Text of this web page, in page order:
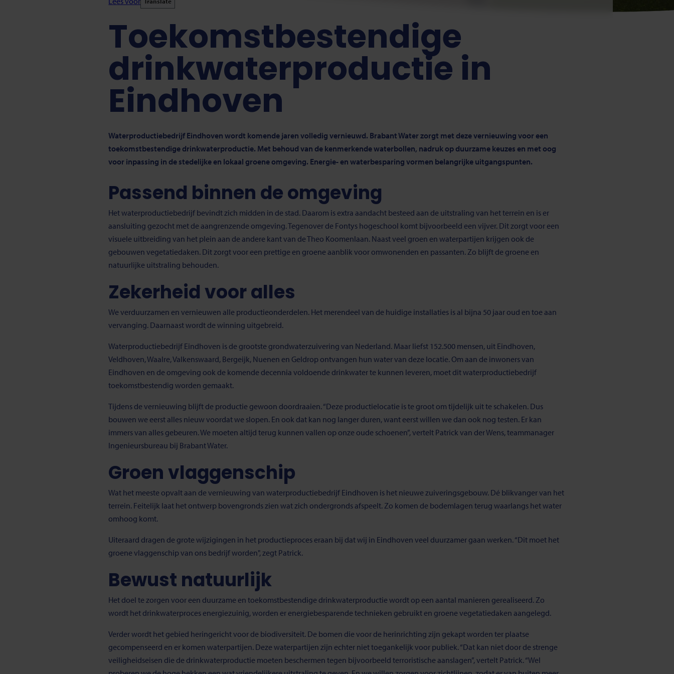
Toekomstbestendige
drinkwaterproductie in
Eindhoven
Waterproductiebedrijf Eindhoven wordt komende jaren volledig vernieuwd. Brabant Water zorgt met deze vernieuwing voor een
toekomstbestendige drinkwaterproductie. Met behoud van de kenmerkende waterbollen, nadruk op duurzame keuzes en met oog
voor inpassing in de stedelijke en lokaal groene omgeving. Energie- en waterbesparing vormen belangrijke uitgangspunten.
Passend binnen de omgeving
Het waterproductiebedrijf bevindt zich midden in de stad. Daarom is extra aandacht besteed aan de uitstraling van het terrein en is er
aansluiting gezocht met de aangrenzende omgeving. Tegenover de Fontys hogeschool komt bijvoorbeeld een vijver. Dit zorgt voor een
visuele uitbreiding van het plein aan de andere kant van de Theo Koomenlaan. Naast veel groen en waterpartijen krijgen ook de
gebouwen vegetatiedaken. Dit zorgt voor een prettige en groene aanblik voor omwonenden en passanten. Zo blijft de groene en
natuurlijke uitstraling behouden.
Zekerheid voor alles
We verduurzamen en vernieuwen alle productieonderdelen. Het merendeel van de huidige installaties is al bijna 50 jaar oud en toe aan
vervanging. Daarnaast wordt de winning uitgebreid.
Waterproductiebedrijf Eindhoven is de grootste grondwaterzuivering van Nederland. Maar liefst 152.500 mensen, uit Eindhoven,
Veldhoven, Waalre, Valkenswaard, Bergeijk, Nuenen en Geldrop ontvangen hun water van deze locatie. Om aan de inwoners van
Eindhoven en de omgeving ook de komende decennia voldoende drinkwater te kunnen leveren, moet dit waterproductiebedrijf
toekomstbestendig worden gemaakt.
Tijdens de vernieuwing blijft de productie gewoon doordraaien. “Deze productielocatie is te groot om tijdelijk uit te schakelen. Dus
bouwen we eerst alles nieuw voordat we slopen. En ook dat kan nog langer duren, want eerst willen we dan ook nog testen. Er kan
immers van alles gebeuren. We moeten altijd terug kunnen vallen op onze oude schoenen”, vertelt Patrick van der Wens, teammanager
Ingenieursbureau bij Brabant Water.
Groen vlaggenschip
Wat het meeste opvalt aan de vernieuwing van waterproductiebedrijf Eindhoven is het nieuwe zuiveringsgebouw. Dé blikvanger van het
terrein. Feitelijk laat het ontwerp bovengronds zien wat zich ondergronds afspeelt. Zo komen de bodemlagen terug waarlangs het water
omhoog komt.
Uiteraard dragen de grote wijzigingen in het productieproces eraan bij dat wij in Eindhoven veel duurzamer gaan werken. “Dit moet het
groene vlaggenschip van ons bedrijf worden", zegt Patrick.
Bewust natuurlijk
Het doel te zorgen voor een duurzame en toekomstbestendige drinkwaterproductie wordt op een aantal manieren gerealiseerd. Zo
wordt het drinkwaterproces energiezuinig, worden er energiebesparende technieken gebruikt en groene vegetatiedaken aangelegd.
Verder wordt het gebied heringericht voor de biodiversiteit. De bomen die voor de herinrichting zijn gekapt worden ter plaatse
gecompenseerd en er komen waterpartijen. Deze waterpartijen zijn echter niet toegankelijk voor publiek. “Dat kan niet door de strenge
veiligheidseisen die de drinkwaterproductie moeten beschermen tegen bijvoorbeeld terroristische aanslagen”, vertelt Patrick. “Wel